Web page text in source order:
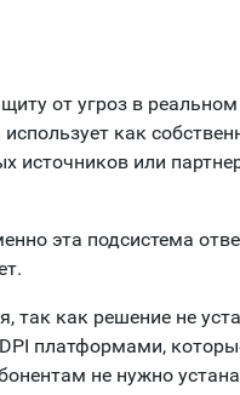
от угроз в
как
источников или
эта подсистема
так как решение не
платформами,
не нужно